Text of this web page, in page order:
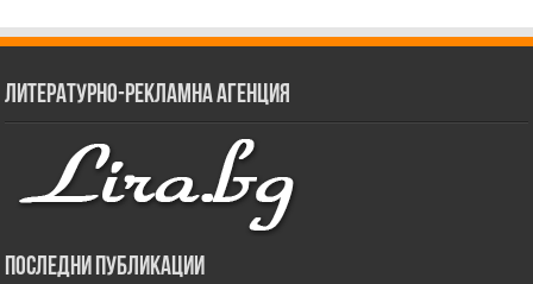
Литературно-рекламна агенция
Последни публикации